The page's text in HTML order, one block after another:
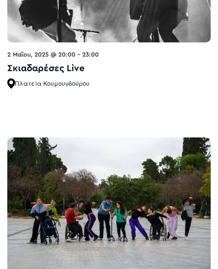
2 Μαΐου, 2025 @ 20:00 - 23:00
Σκιαδαρέσες Live
Πλατεία Κουμουνδούρου